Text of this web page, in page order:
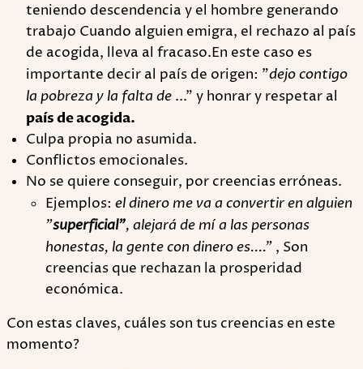
teniendo descendencia y el hombre generando
trabajo Cuando alguien emigra, el rechazo al país
de acogida, lleva al fracaso.En este caso es
importante decir al país de origen: "dejo contigo
la pobreza y la falta de ..." y honrar y respetar al
país de acogida.
Culpa propia no asumida.
Conflictos emocionales.
No se quiere conseguir, por creencias erróneas.
Ejemplos: el dinero me va a convertir en alguien
"superficial", alejará de mí a las personas
honestas, la gente con dinero es...." , Son
creencias que rechazan la prosperidad
económica.
Con estas claves, cuáles son tus creencias en este
momento?